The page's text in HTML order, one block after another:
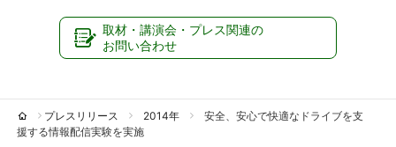
取材・講演会・プレス関連の
お問い合わせ
プレスリリース 2014年
安全、安心で快適なドライブを支
援する情報配信実験を実施